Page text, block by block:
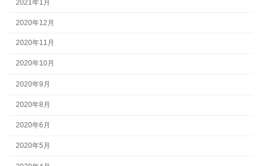
2021年1月
2020年12月
2020年11月
2020年10月
2020年9月
2020年8月
2020年6月
2020年5月